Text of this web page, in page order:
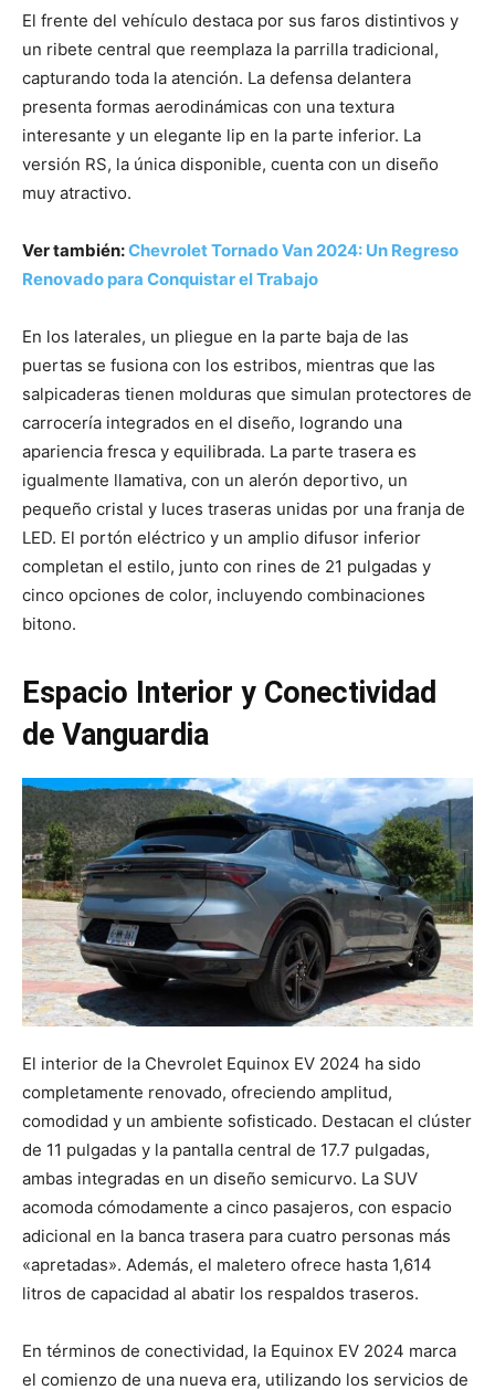
El frente del vehículo destaca por sus faros distintivos y
un ribete central que reemplaza la parrilla tradicional,
capturando toda la atención. La defensa delantera
presenta formas aerodinámicas con una textura
interesante y un elegante lip en la parte inferior. La
versión RS, la única disponible, cuenta con un diseño
muy atractivo.
Ver también:Chevrolet Tornado Van 2024: Un Regreso
Renovado para Conquistar el Trabajo
En los laterales, un pliegue en la parte baja de las
puertas se fusiona con los estribos, mientras que las
salpicaderas tienen molduras que simulan protectores de
carrocería integrados en el diseño, logrando una
apariencia fresca y equilibrada. La parte trasera es
igualmente llamativa, con un alerón deportivo, un
pequeño cristal y luces traseras unidas por una franja de
LED. El portón eléctrico y un amplio difusor inferior
completan el estilo, junto con rines de 21 pulgadas y
cinco opciones de color, incluyendo combinaciones
bitono.
Espacio Interior y Conectividad
de Vanguardia
El interior de la Chevrolet Equinox EV 2024 ha sido
completamente renovado, ofreciendo amplitud,
comodidad y un ambiente sofisticado. Destacan el clúster
de 11 pulgadas y la pantalla central de 17.7 pulgadas,
ambas integradas en un diseño semicurvo. La SUV
acomoda cómodamente a cinco pasajeros, con espacio
adicional en la banca trasera para cuatro personas más
«apretadas». Además, el maletero ofrece hasta 1,614
litros de capacidad al abatir los respaldos traseros.
En términos de conectividad, la Equinox EV 2024 marca
el comienzo de una nueva era, utilizando los servicios de